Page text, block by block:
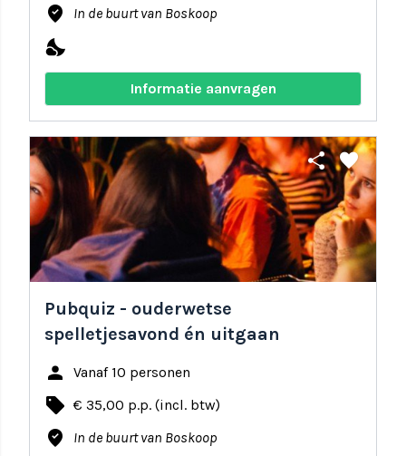
where_to_vote In de buurt van Boskoop
nights_stay
Informatie aanvragen
share favorite
Pubquiz - ouderwetse
spelletjesavond én uitgaan
person Vanaf 10 personen
local_offer € 35,00 p.p. (incl. btw)
where_to_vote In de buurt van Boskoop